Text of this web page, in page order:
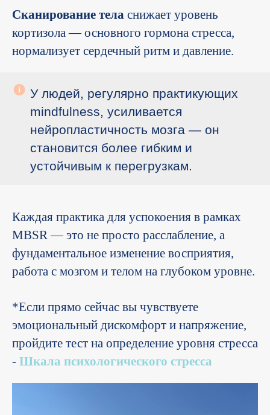
Сканирование тела снижает уровень
кортизола — основного гормона стресса,
нормализует сердечный ритм и давление.
У людей, регулярно практикующих
mindfulness, усиливается
нейропластичность мозга — он
становится более гибким и
устойчивым к перегрузкам.
Каждая практика для успокоения в рамках
MBSR — это не просто расслабление, а
фундаментальное изменение восприятия,
работа с мозгом и телом на глубоком уровне.
*Если прямо сейчас вы чувствуете
эмоциональный дискомфорт и напряжение,
пройдите тест на определение уровня стресса
- Шкала психологического стресса